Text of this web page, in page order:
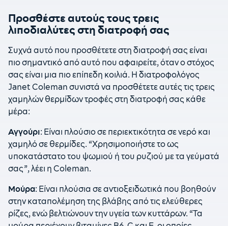
Προσθέστε αυτούς τους τρεις
λιποδιαλύτες στη διατροφή σας
Συχνά αυτό που προσθέτετε στη διατροφή σας είναι
πιο σημαντικό από αυτό που αφαιρείτε, όταν ο στόχος
σας είναι μια πιο επίπεδη κοιλιά. Η διατροφολόγος
Janet Coleman συνιστά να προσθέτετε αυτές τις τρεις
χαμηλών θερμίδων τροφές στη διατροφή σας κάθε
μέρα:
Αγγούρι: Είναι πλούσιο σε περιεκτικότητα σε νερό και
χαμηλό σε θερμίδες. “Χρησιμοποιήστε το ως
υποκατάστατο του ψωμιού ή του ρυζιού με τα γεύματά
σας”, λέει η Coleman.
Μούρα: Είναι πλούσια σε αντιοξειδωτικά που βοηθούν
στην καταπολέμηση της βλάβης από τις ελεύθερες
ρίζες, ενώ βελτιώνουν την υγεία των κυττάρων. “Τα